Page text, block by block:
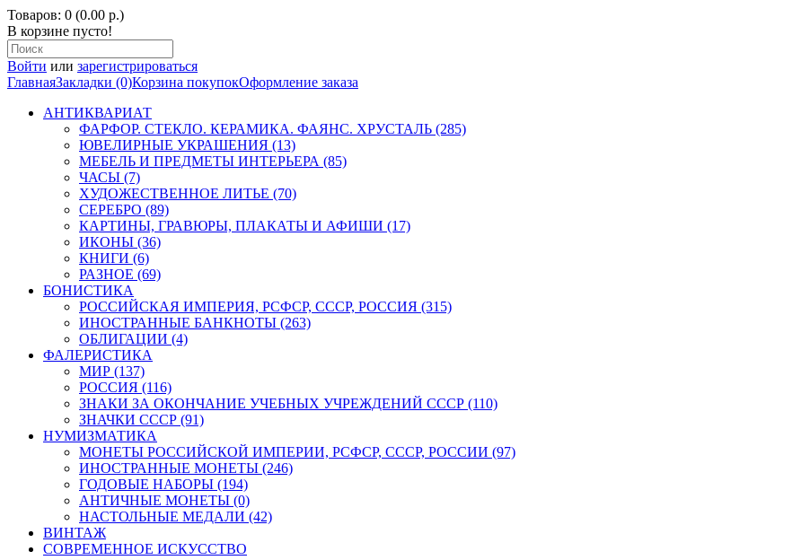
Товаров: 0 (0.00 р.)
В корзине пусто!
Войти или зарегистрироваться
ГлавнаяЗакладки (0)Корзина покупокОформление заказа
АНТИКВАРИАТ
ФАРФОР. СТЕКЛО. КЕРАМИКА. ФАЯНС. ХРУСТАЛЬ (285)
ЮВЕЛИРНЫЕ УКРАШЕНИЯ (13)
МЕБЕЛЬ И ПРЕДМЕТЫ ИНТЕРЬЕРА (85)
ЧАСЫ (7)
ХУДОЖЕСТВЕННОЕ ЛИТЬЕ (70)
СЕРЕБРО (89)
КАРТИНЫ, ГРАВЮРЫ, ПЛАКАТЫ И АФИШИ (17)
ИКОНЫ (36)
КНИГИ (6)
РАЗНОЕ (69)
БОНИСТИКА
РОССИЙСКАЯ ИМПЕРИЯ, РСФСР, СССР, РОССИЯ (315)
ИНОСТРАННЫЕ БАНКНОТЫ (263)
ОБЛИГАЦИИ (4)
ФАЛЕРИСТИКА
МИР (137)
РОССИЯ (116)
ЗНАКИ ЗА ОКОНЧАНИЕ УЧЕБНЫХ УЧРЕЖДЕНИЙ СССР (110)
ЗНАЧКИ СССР (91)
НУМИЗМАТИКА
МОНЕТЫ РОССИЙСКОЙ ИМПЕРИИ, РСФСР, СССР, РОССИИ (97)
ИНОСТРАННЫЕ МОНЕТЫ (246)
ГОДОВЫЕ НАБОРЫ (194)
АНТИЧНЫЕ МОНЕТЫ (0)
НАСТОЛЬНЫЕ МЕДАЛИ (42)
ВИНТАЖ
СОВРЕМЕННОЕ ИСКУССТВО